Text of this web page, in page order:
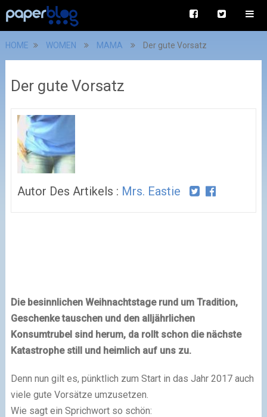
HOME WOMEN MAMA Der gute Vorsatz
Der gute Vorsatz
Autor Des Artikels : Mrs. Eastie
Die besinnlichen Weihnachtstage rund um Tradition,
Geschenke tauschen und den alljährlichen
Konsumtrubel sind herum, da rollt schon die nächste
Katastrophe still und heimlich auf uns zu.
Denn nun gilt es, pünktlich zum Start in das Jahr 2017 auch
viele gute Vorsätze umzusetzen.
Wie sagt ein Sprichwort so schön: